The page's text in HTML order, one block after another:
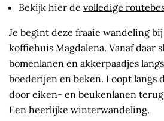
Bekijk hier de volledige
Je begint deze fraaie wandeling
koffiehuis Magdalena. Vanaf daar
bomenlanen en akkerpaadjes
boederijen en beken. Loopt langs
door eiken- en beukenlanen
Een heerlijke winterwandeling.